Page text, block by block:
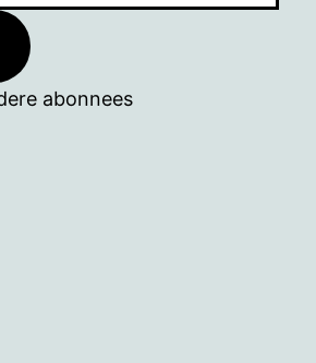
abonnees